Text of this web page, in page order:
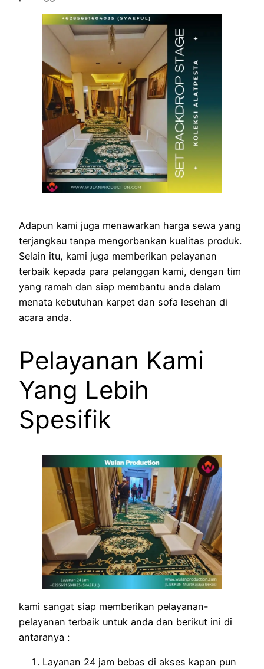
Adapun kami juga menawarkan harga sewa yang
terjangkau tanpa mengorbankan kualitas produk.
Selain itu, kami juga memberikan pelayanan
terbaik kepada para pelanggan kami, dengan tim
yang ramah dan siap membantu anda dalam
menata kebutuhan karpet dan sofa lesehan di
acara anda.
Pelayanan Kami
Yang Lebih
Spesifik
kami sangat siap memberikan pelayanan-
pelayanan terbaik untuk anda dan berikut ini di
antaranya :
Layanan 24 jam bebas di akses kapan pun